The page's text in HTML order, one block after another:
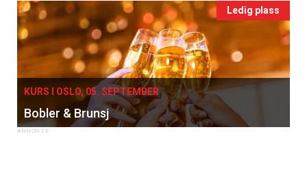
Ledig plass
KURS I OSLO, 05. SEPTEMBER
Bobler & Brunsj